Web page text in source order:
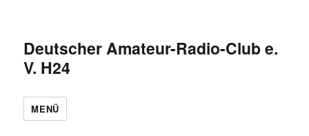
Deutscher Amateur-Radio-Club e.
V. H24
MENÜ